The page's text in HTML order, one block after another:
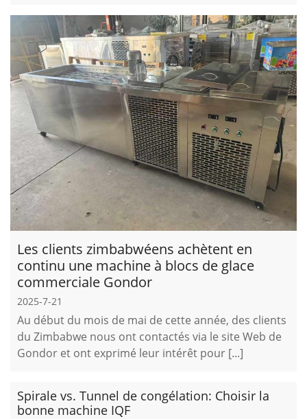
Les clients zimbabwéens achètent en
continu une machine à blocs de glace
commerciale Gondor
2025-7-21
Au début du mois de mai de cette année, des clients
du Zimbabwe nous ont contactés via le site Web de
Gondor et ont exprimé leur intérêt pour [...]
Spirale vs. Tunnel de congélation: Choisir la
bonne machine IQF